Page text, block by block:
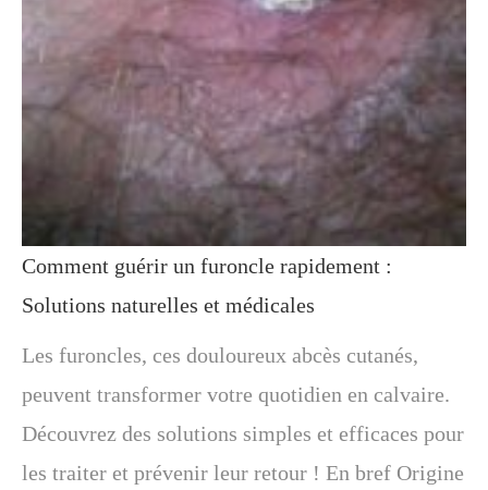
Comment guérir un furoncle rapidement :
Solutions naturelles et médicales
Les furoncles, ces douloureux abcès cutanés,
peuvent transformer votre quotidien en calvaire.
Découvrez des solutions simples et efficaces pour
les traiter et prévenir leur retour ! En bref Origine